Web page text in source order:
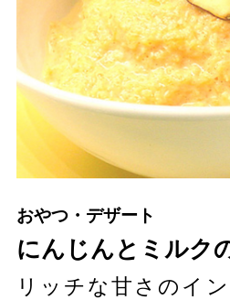
おやつ・デザート
にんじんとミルク
リッチな甘さのイ